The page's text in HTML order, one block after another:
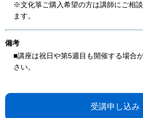
※文化箏ご購入希望の方は講師にご相
ます。
備考
■講座は祝日や第5週目も開催する場合
さい。
受講申し込み